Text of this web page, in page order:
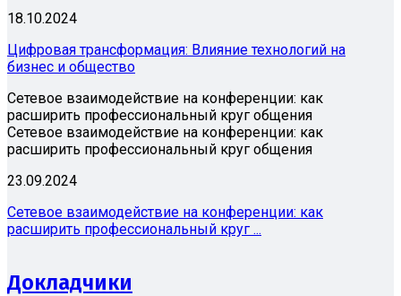
18.10.2024
Цифровая трансформация: Влияние технологий на
бизнес и общество
Сетевое взаимодействие на конференции: как
расширить профессиональный круг общения
Сетевое взаимодействие на конференции: как
расширить профессиональный круг общения
23.09.2024
Сетевое взаимодействие на конференции: как
расширить профессиональный круг ...
Докладчики